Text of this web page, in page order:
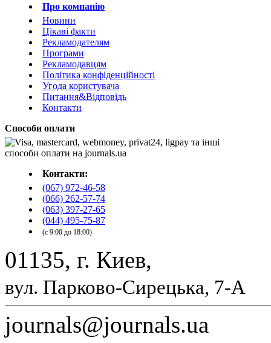
Про компанію
Новини
Цікаві факти
Рекламодателям
Програми
Рекламодавцям
Політика конфіденційності
Угода користувача
Питання&Відповідь
Контакти
Способи оплати
Контакти:
(067) 972-46-58
(066) 262-57-74
(063) 397-27-65
(044) 495-75-87
(с 9:00 до 18:00)
01135, г. Киев,
вул. Парково-Сирецька, 7-А
journals@journals.ua